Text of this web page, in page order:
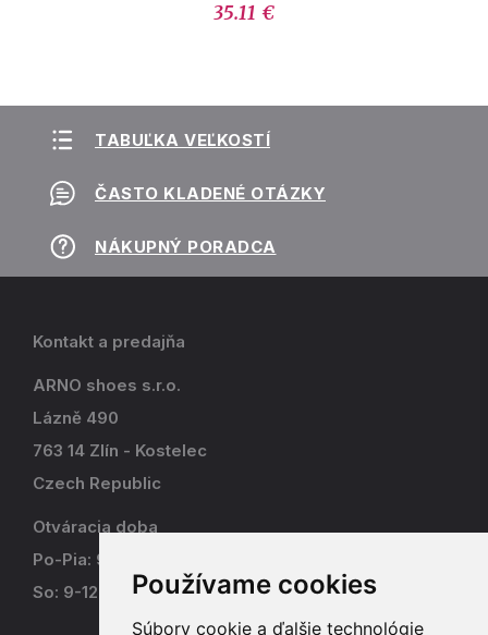
Používame cookies
Súbory cookie a ďalšie technológie
35.11 €
TABUĽKA VEĽKOSTÍ
ČASTO KLADENÉ OTÁZKY
NÁKUPNÝ PORADCA
Kontakt a predajňa
ARNO shoes s.r.o.
Lázně 490
763 14 Zlín - Kostelec
Czech Republic
Otváracia doba
Po-Pia: 9-17
So: 9-12